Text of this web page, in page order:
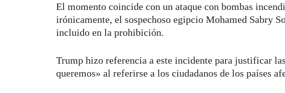
El momento coincide con un ataque con bombas
irónicamente, el sospechoso egipcio Mohamed Sabry
incluido en la prohibición.
Trump hizo referencia a este incidente para justificar
queremos» al referirse a los ciudadanos de los países